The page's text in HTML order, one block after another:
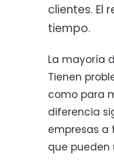
clientes. El
tiempo.
La mayoría
Tienen
como para
diferencia
empresas a
que pueden